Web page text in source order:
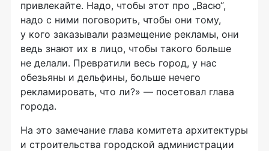
привлекайте. Надо, чтобы этот про „Васю“,
надо с ними поговорить, чтобы они тому,
у кого заказывали размещение рекламы, они
ведь знают их в лицо, чтобы такого больше
не делали. Превратили весь город, у нас
обезьяны и дельфины, больше нечего
рекламировать, что ли?» — посетовал глава
города.
На это замечание глава комитета архитектуры
и строительства городской администрации